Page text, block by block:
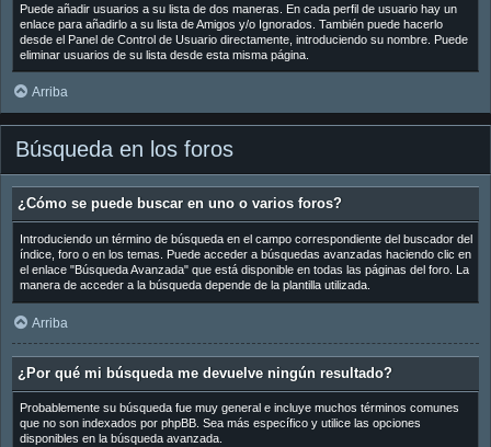
Puede añadir usuarios a su lista de dos maneras. En cada perfil de usuario hay un
enlace para añadirlo a su lista de Amigos y/o Ignorados. También puede hacerlo
desde el Panel de Control de Usuario directamente, introduciendo su nombre. Puede
eliminar usuarios de su lista desde esta misma página.
Arriba
Búsqueda en los foros
¿Cómo se puede buscar en uno o varios foros?
Introduciendo un término de búsqueda en el campo correspondiente del buscador del
índice, foro o en los temas. Puede acceder a búsquedas avanzadas haciendo clic en
el enlace "Búsqueda Avanzada" que está disponible en todas las páginas del foro. La
manera de acceder a la búsqueda depende de la plantilla utilizada.
Arriba
¿Por qué mi búsqueda me devuelve ningún resultado?
Probablemente su búsqueda fue muy general e incluye muchos términos comunes
que no son indexados por phpBB. Sea más específico y utilice las opciones
disponibles en la búsqueda avanzada.